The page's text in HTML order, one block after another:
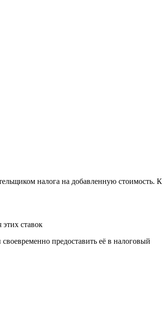
налога на добавленную стоимость. К
ставок
предоставить её в налоговый